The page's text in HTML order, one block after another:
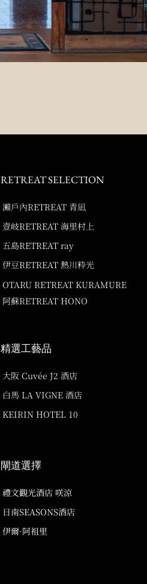
RETREAT SELECTION
瀨戶內RETREAT 青凪
壹岐RETREAT 海里村上
五島RETREAT ray
伊豆RETREAT 熱川粋光
OTARU RETREAT KURAMURE
阿蘇RETREAT HONO
精選工藝品
大阪 Cuvée J2 酒店
白馬 LA VIGNE 酒店
KEIRIN HOTEL 10
閘道選擇
禮文觀光酒店 咲涼
日南SEASONS酒店
伊爾·阿祖里